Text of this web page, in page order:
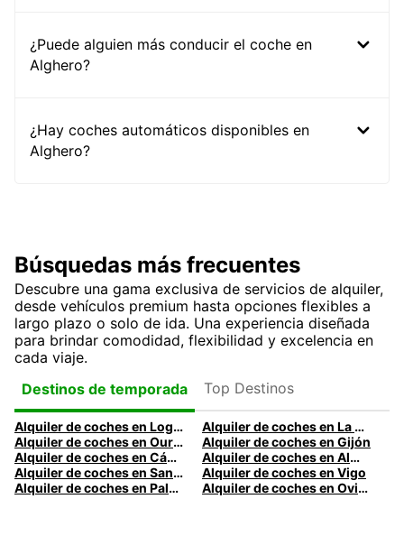
¿Puede alguien más conducir el coche en
Alghero?
¿Hay coches automáticos disponibles en
Alghero?
Búsquedas más frecuentes
Descubre una gama exclusiva de servicios de alquiler,
desde vehículos premium hasta opciones flexibles a
largo plazo o solo de ida. Una experiencia diseñada
para brindar comodidad, flexibilidad y excelencia en
cada viaje.
Destinos de temporada
Top Destinos
Alquiler de coches en Logroño
Alquiler de coches en La Coruña
Alquiler de coches en Ourense
Alquiler de coches en Gijón
Alquiler de coches en Cádiz
Alquiler de coches en Almería
Alquiler de coches en Santander
Alquiler de coches en Vigo
Alquiler de coches en Palma
Alquiler de coches en Oviedo